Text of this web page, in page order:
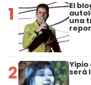
1 El
una
2 Yipio
será